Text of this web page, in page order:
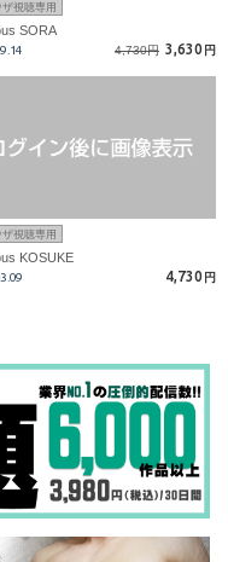
ザ視聴専用
SORA
4,730円 3,630 円
ザ視聴専用
KOSUKE
4,730 円